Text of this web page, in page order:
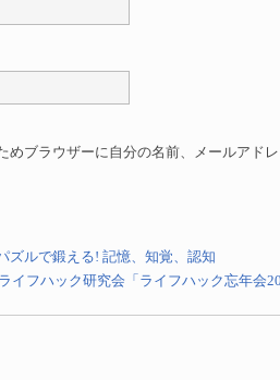
めブラウザーに自分の名前、メールアド
ズルで鍛える! 記憶、知覚、認知
イフハック研究会「ライフハック忘年会